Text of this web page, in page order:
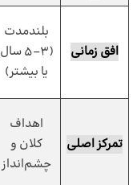
افق زمانی
بلندمدت
(۳–۵ سال
یا بیشتر)
تمرکز اصلی
اهداف
کلان و
چشم‌انداز